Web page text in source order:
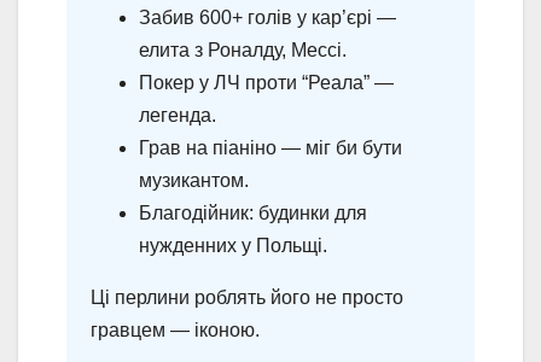
Забив 600+ голів у кар’єрі —
елита з Роналду, Мессі.
Покер у ЛЧ проти “Реала” —
легенда.
Грав на піаніно — міг би бути
музикантом.
Благодійник: будинки для
нужденних у Польщі.
Ці перлини роблять його не просто
гравцем — іконою.